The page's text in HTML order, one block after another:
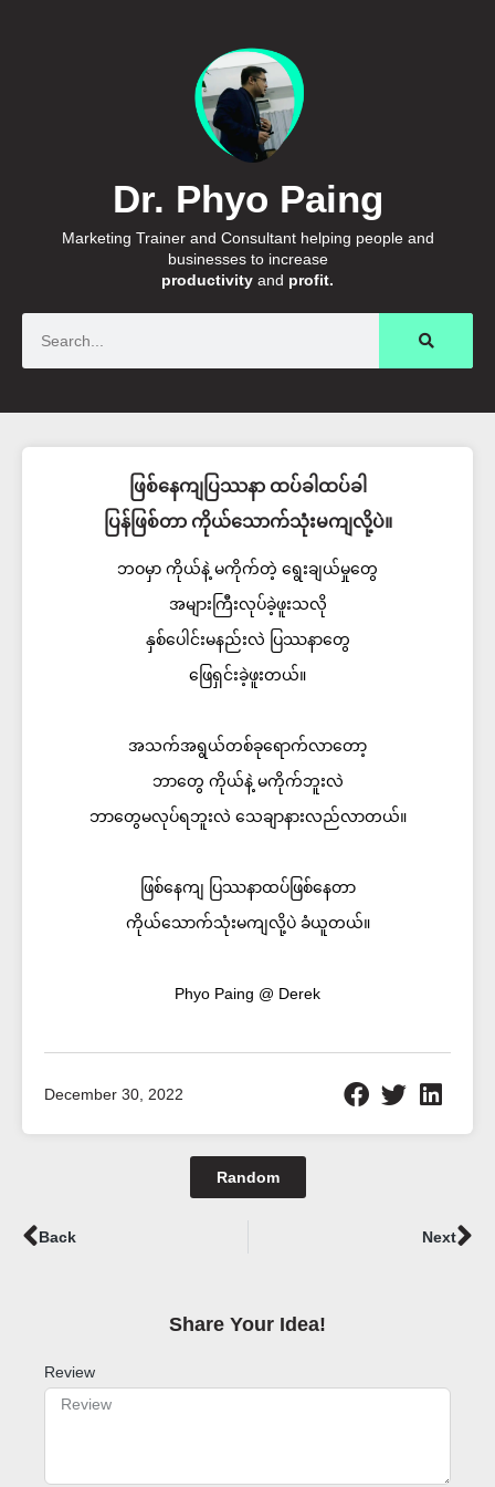
Dr. Phyo Paing
Marketing Trainer and Consultant helping people and
businesses to increase
productivity and profit.
ဖြစ်နေကျပြဿနာ ထပ်ခါထပ်ခါ
ပြန်ဖြစ်တာ ကိုယ်သောက်သုံးမကျလို့ပဲ။
ဘဝမှာ ကိုယ်နဲ့ မကိုက်တဲ့ ရွေးချယ်မှုတွေ
အများကြီးလုပ်ခဲ့ဖူးသလို
နှစ်ပေါင်းမနည်းလဲ ပြဿနာတွေ
ဖြေရှင်းခဲ့ဖူးတယ်။
အသက်အရွယ်တစ်ခုရောက်လာတော့
ဘာတွေ ကိုယ်နဲ့ မကိုက်ဘူးလဲ
ဘာတွေမလုပ်ရဘူးလဲ သေချာနားလည်လာတယ်။
ဖြစ်နေကျ ပြဿနာထပ်ဖြစ်နေတာ
ကိုယ်သောက်သုံးမကျလို့ပဲ ခံယူတယ်။
Phyo Paing @ Derek
December 30, 2022
Random
Prev
Back Next
Share Your Idea!​
Review